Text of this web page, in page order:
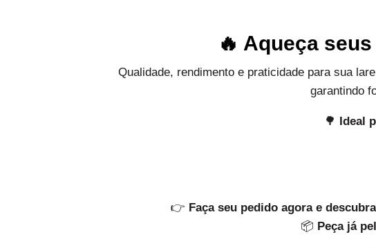
🔥 Aqueça
Qualidade, rendimento e praticidade para sua
garantindo
🌳 Ideal
👉 Faça seu pedido agora e
📦 Peça já